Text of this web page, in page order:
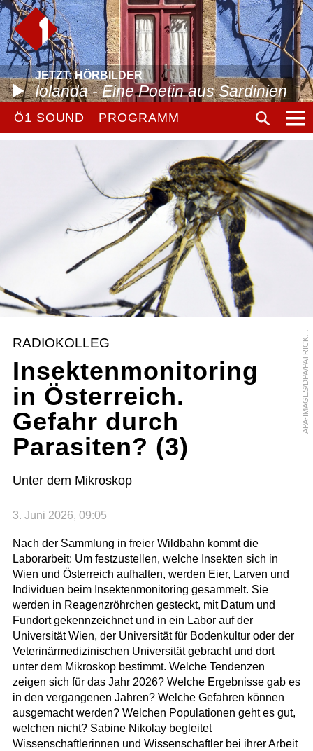
JETZT: HÖRBILDER
Iolanda - Eine Poetin aus Sardinien
Ö1 SOUND PROGRAMM
A
P
A
-
I
M
A
G
E
S
/
D
P
A
/
P
A
T
R
I
C
K
P
L
E
U
L
RADIOKOLLEG
Insektenmonitoring
in Österreich.
Gefahr durch
Parasiten? (3)
Unter dem Mikroskop
3. Juni 2026, 09:05
Nach der Sammlung in freier Wildbahn kommt die
Laborarbeit: Um festzustellen, welche Insekten sich in
Wien und Österreich aufhalten, werden Eier, Larven und
Individuen beim Insektenmonitoring gesammelt. Sie
werden in Reagenzröhrchen gesteckt, mit Datum und
Fundort gekennzeichnet und in ein Labor auf der
Universität Wien, der Universität für Bodenkultur oder der
Veterinärmedizinischen Universität gebracht und dort
unter dem Mikroskop bestimmt. Welche Tendenzen
zeigen sich für das Jahr 2026? Welche Ergebnisse gab es
in den vergangenen Jahren? Welche Gefahren können
ausgemacht werden? Welchen Populationen geht es gut,
welchen nicht? Sabine Nikolay begleitet
Wissenschaftlerinnen und Wissenschaftler bei ihrer Arbeit